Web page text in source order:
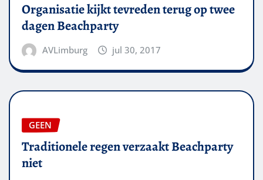
Organisatie kijkt tevreden terug op twee
dagen Beachparty
AVLimburg jul 30, 2017
GEEN
Traditionele regen verzaakt Beachparty
niet